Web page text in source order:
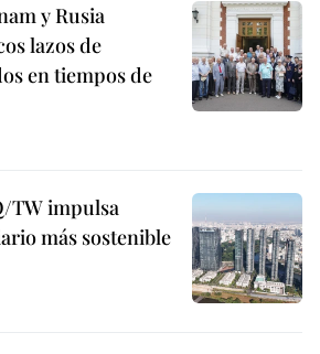
y Rusia
lazos de
en tiempos de
TW impulsa
más sostenible